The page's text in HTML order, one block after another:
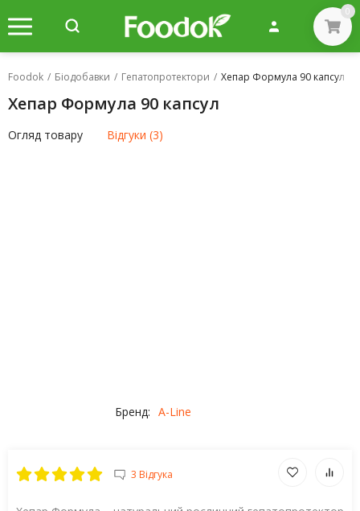
0
Foodok / Біодобавки / Гепатопротектори / Хепар Формула 90 капсул
Хепар Формула 90 капсул
Огляд товару Відгуки (3)
Бренд: A-Line
3 Відгука